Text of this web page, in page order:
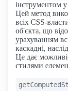
інструментом
Цей метод
всіх CSS-
об'єкта, що
урахуванням
каскадні,
Це дає
стилями